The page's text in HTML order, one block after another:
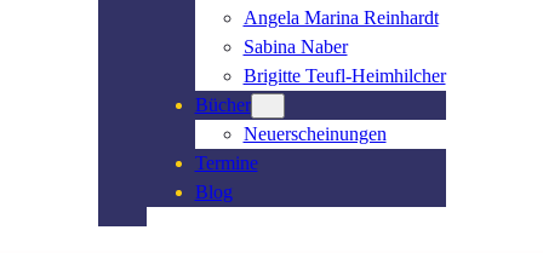
Angela Marina Reinhardt
Sabina Naber
Brigitte Teufl-Heimhilcher
Bücher
Neuerscheinungen
Termine
Blog